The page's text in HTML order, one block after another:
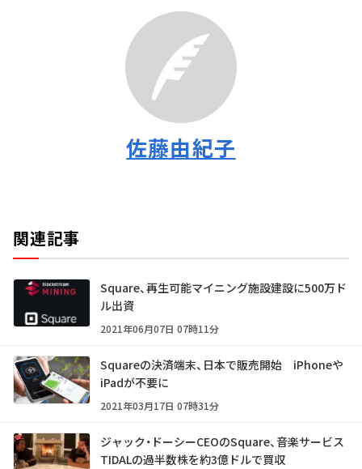
佐藤由紀子
関連記事
Square、再生可能マイニング施設建設に500万ド
ル出資
2021年06月07日 07時11分
Squareの決済端末、日本で販売開始 iPhoneや
iPadが不要に
2021年03月17日 07時31分
ジャック・ドーシーCEOのSquare、音楽サービス
TIDALの過半数株を約3億ドルで買収